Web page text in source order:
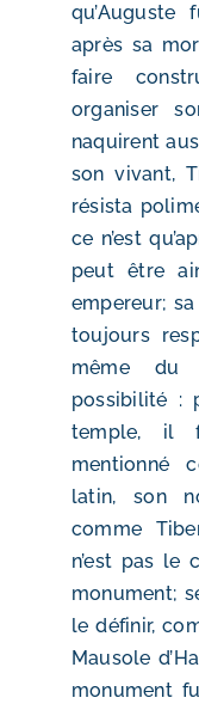
après sa
faire
organiser
naquirent
son vivant,
résista
ce n’est
peut être
empereur;
toujours
même du
possibilité :
temple, il
mentionné
latin, son
comme
n’est pas le
monument;
le définir,
Mausole
monument